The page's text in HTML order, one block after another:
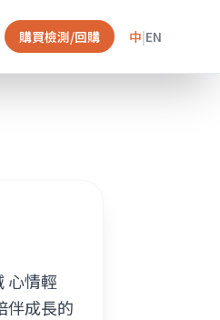
購買檢測/回購 中|EN
心情輕
伴成長的